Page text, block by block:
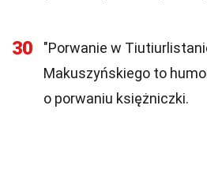
30
"Porwanie w
Makuszyńskiego to
o porwaniu księżniczki.